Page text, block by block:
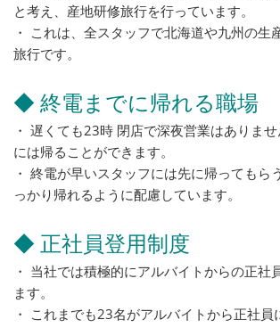
と考え、産地研修旅行を行っています。
・ これは、全スタッフで北海道や九州の生
旅行です。
◆ 終電までに帰れる職場
・ 遅くても23時 閉店で深夜営業はありま
には帰ることができます。
・ 終電が早いスタッフには先に帰ってもら
っかり帰れるように配慮しています。
◆ 正社員登用制度
・ 当社では積極的にアルバイトからの正社
ます。
・ これまでも23名がアルバイトから正社員